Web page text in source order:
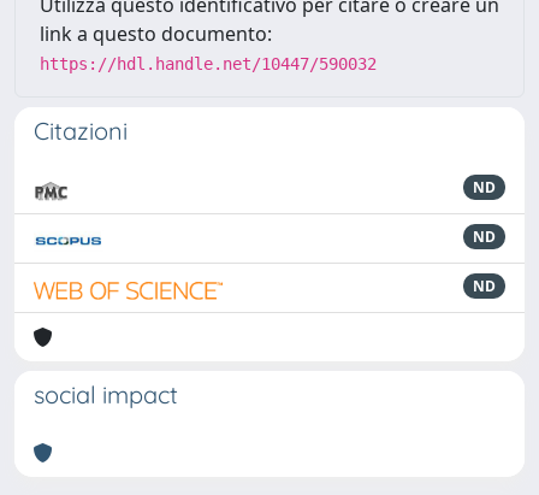
link a questo documento:
https://hdl.handle.net/10447/590032
Citazioni
ND
ND
ND
social impact